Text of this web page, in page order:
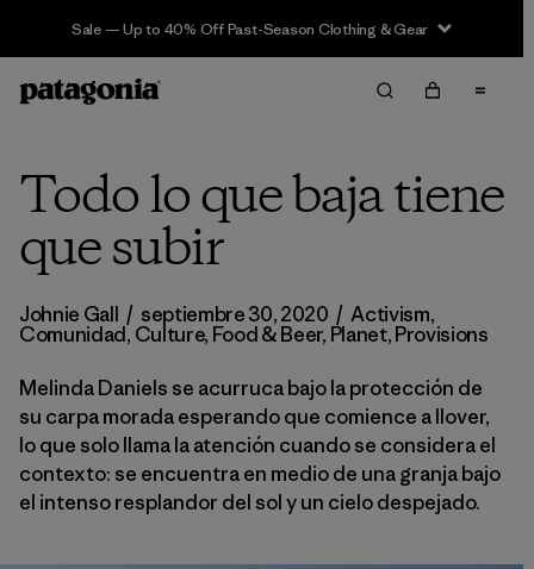
Sale — Up to 40% Off Past-Season Clothing & Gear
Todo lo que baja tiene
que subir
Johnie Gall / septiembre 30, 2020 / Activism,
Comunidad, Culture, Food & Beer, Planet,Provisions
Melinda Daniels se acurruca bajo la protección de
su carpa morada esperando que comience a llover,
lo que solo llama la atención cuando se considera el
contexto: se encuentra en medio de una granja bajo
el intenso resplandor del sol y un cielo despejado.